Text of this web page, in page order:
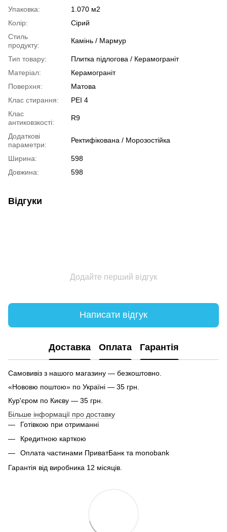
Упаковка:
1.070 м2
Колір:
Сірий
Стиль
продукту:
Камінь / Мармур
Тип товару:
Плитка підлогова / Керамограніт
Матеріал:
Керамограніт
Поверхня:
Матова
Клас стирання:
PEI 4
Клас
антиковзкості:
R9
Додаткові
параметри:
Ректифікована / Морозостійка
Ширина:
598
Довжина:
598
Відгуки
Додайте перший відгук
Написати відгук
Доставка Оплата Гарантія
Самовивіз з нашого магазину — безкоштовно.
«Нововю поштою» по Україні — 35 грн.
Кур'єром по Києву — 35 грн.
Більше інформації про доставку
Готівкою при отриманні
Кредитною карткою
Оплата частинами ПриватБанк та monobank
Гарантія від виробника 12 місяців.